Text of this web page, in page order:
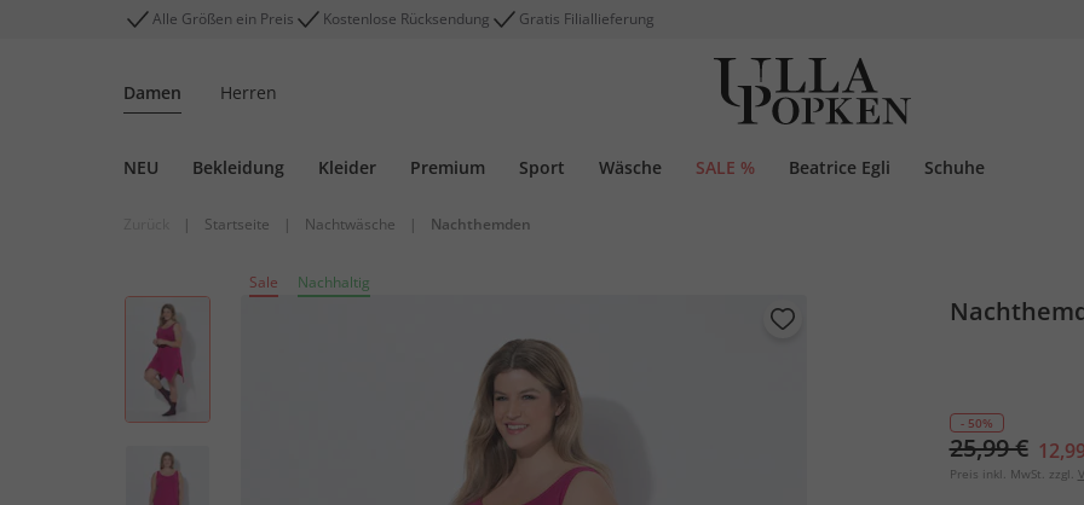
Alle Größen ein Preis Kostenlose Rücksendung Gratis Filiallieferung
Damen Herren
NEU Bekleidung Kleider Premium Sport Wäsche SALE % Beatrice Egli Schuhe
| Startseite | Nachtwäsche | Nachthemden
Sale Nachhaltig
- 50%
25,99 €
Preis inkl. MwSt. zzgl.